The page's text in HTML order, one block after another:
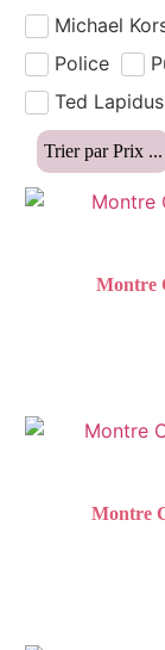
Michael
Police
Ted Lapidus
Montre
Montre